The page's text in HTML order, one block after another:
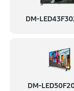
DM-
DM-